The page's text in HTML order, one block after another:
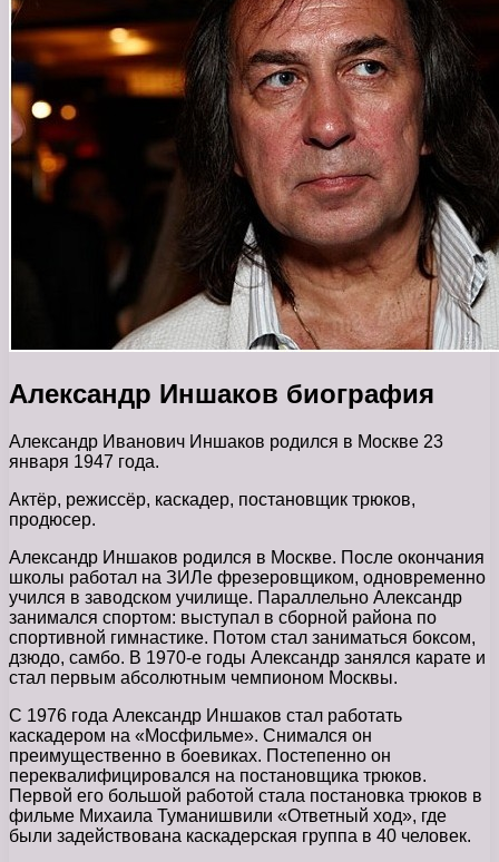
Александр Иншаков биография
Александр Иванович Иншаков родился в Москве 23
января 1947 года.
Актёр, режиссёр, каскадер, постановщик трюков,
продюсер.
Александр Иншаков родился в Москве. После окончания
школы работал на ЗИЛе фрезеровщиком, одновременно
учился в заводском училище. Параллельно Александр
занимался спортом: выступал в сборной района по
спортивной гимнастике. Потом стал заниматься боксом,
дзюдо, самбо. В 1970-е годы Александр занялся карате и
стал первым абсолютным чемпионом Москвы.
С 1976 года Александр Иншаков стал работать
каскадером на «Мосфильме». Снимался он
преимущественно в боевиках. Постепенно он
переквалифицировался на постановщика трюков.
Первой его большой работой стала постановка трюков в
фильме Михаила Туманишвили «Ответный ход», где
были задействована каскадерская группа в 40 человек.